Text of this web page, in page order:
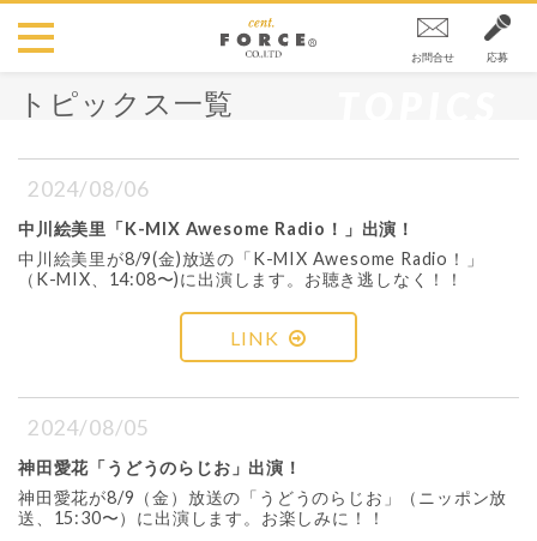
お問合せ 応募
トピックス一覧
2024/08/06
中川絵美里「K-MIX Awesome Radio！」出演！
中川絵美里が8/9(金)放送の「K-MIX Awesome Radio！」
（K-MIX、14:08〜)に出演します。お聴き逃しなく！！
LINK
2024/08/05
神田愛花「うどうのらじお」出演！
神田愛花が8/9（金）放送の「うどうのらじお」（ニッポン放
送、15:30〜）に出演します。お楽しみに！！